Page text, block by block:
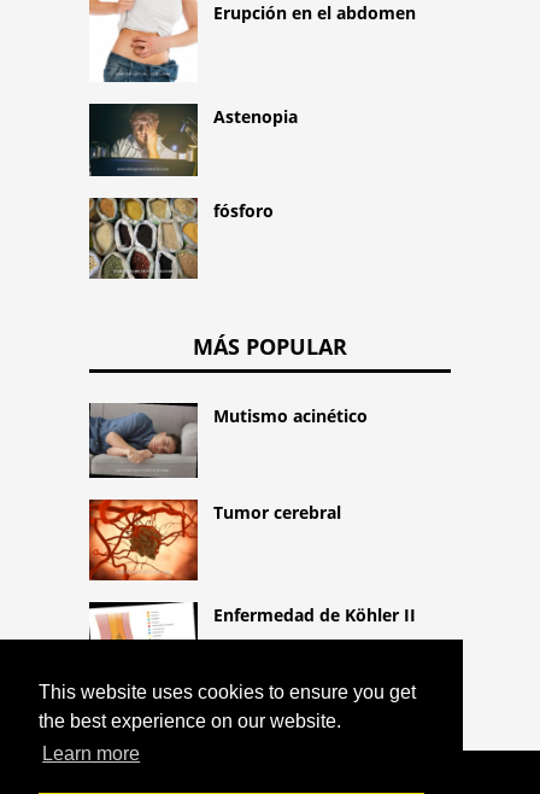
This website uses cookies to ensure you get
the best experience on our website.
Learn more
Erupción en el abdomen
Astenopia
fósforo
MÁS POPULAR
Mutismo acinético
Tumor cerebral
Enfermedad de Köhler II